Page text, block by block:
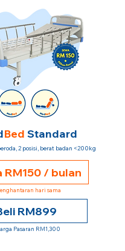
Bed Standard
2 posisi, berat badan <200kg
RM150 / bulan
hari sama
RM899
Pasaran RM1,300